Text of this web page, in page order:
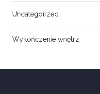
Uncategorized
Wykończenie wnętrz